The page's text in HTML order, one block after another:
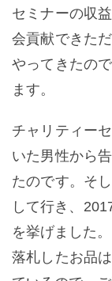
セミナーの収
会貢献できた
やってきたの
ます。
チャリティー
いた男性から
たのです。そ
して行き、
を挙げました。
落札したお品